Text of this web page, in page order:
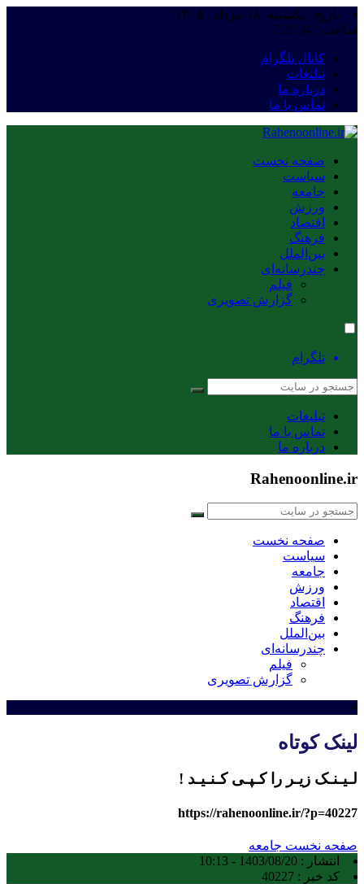
تاریخ : یکشنبه, ۱۸ مرداد , ۱۴۰۵
ساعت : 7:27:35
کانال تلگرام
تبلیغات
درباره ما
تماس با ما
صفحه نخست
سیاست
جامعه
ورزش
اقتصاد
فرهنگ
بین‌الملل
چندرسانه‌ای
فیلم
گزارش تصویری
تلگرام
تبلیغات
تماس با ما
درباره ما
Rahenoonline.ir
صفحه نخست
سیاست
جامعه
ورزش
اقتصاد
فرهنگ
بین‌الملل
چندرسانه‌ای
فیلم
گزارش تصویری
×
لینک کوتاه
لـیـنـک زیـر را کـپـی کـنـیـد !
https://rahenoonline.ir/?p=40227
صفحه نخست جامعه
انتشار : 1403/08/20 - 10:13
کد خبر : 40227